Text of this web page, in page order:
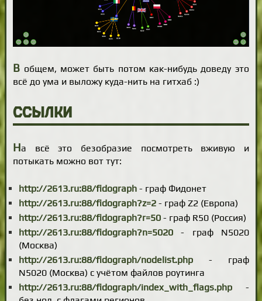
В общем, может быть потом как-нибудь доведу это
всё до ума и выложу куда-нить на гитхаб :)
Ссылки
На всё это безобразие посмотреть вживую и
потыкать можно вот тут:
http://2613.ru:88/fidograph - граф Фидонет
http://2613.ru:88/fidograph?z=2 - граф Z2 (Европа)
http://2613.ru:88/fidograph?r=50 - граф R50 (Россия)
http://2613.ru:88/fidograph?n=5020 - граф N5020
(Москва)
http://2613.ru:88/fidograph/nodelist.php - граф
N5020 (Москва) с учётом файлов роутинга
http://2613.ru:88/fidograph/index_with_flags.php -